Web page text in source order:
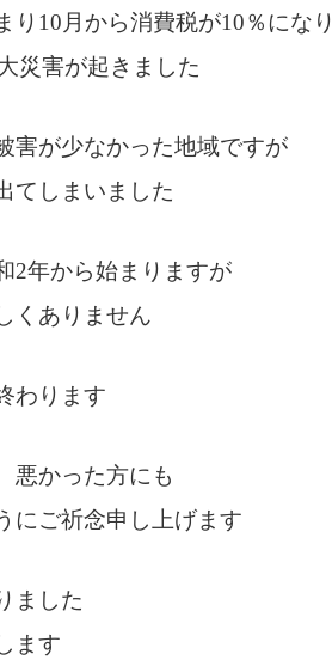
り10月から消費税が10％になり
災害が起きました
害が少なかった地域ですが
てしまいました
2年から始まりますが
くありません
わります
悪かった方にも
にご祈念申し上げます
ました
ます